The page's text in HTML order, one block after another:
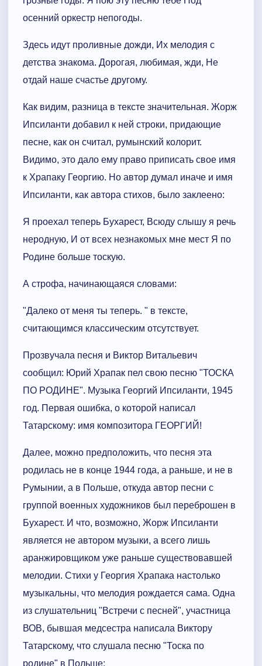
осенний оркестр непогоды.
Здесь идут проливные дожди, Их мелодия с
детства знакома. Дорогая, любимая, жди, Не
отдай наше счастье другому.
Как видим, разница в тексте значительная. Жорж
Ипсиланти добавил к ней строки, придающие
песне, как он считал, румынский колорит.
Видимо, это дало ему право приписать свое имя
к Храпаку Георгию. Но автор думал иначе и имя
Ипсиланти, как автора стихов, было заклеено:
Я проехал теперь Бухарест, Всюду слышу я речь
неродную, И от всех незнакомых мне мест Я по
Родине больше тоскую.
А строфа, начинающаяся словами:
"Далеко от меня ты теперь. " в тексте,
считающимся классическим отсутствует.
Прозвучала песня и Виктор Витальевич
сообщил: Юрий Храпак пел свою песню "ТОСКА
ПО РОДИНЕ". Музыка Георгий Ипсиланти, 1945
год. Первая ошибка, о которой написал
Татарскому: имя композитора ГЕОРГИЙ!
Далее, можно предположить, что песня эта
родилась не в конце 1944 года, а раньше, и не в
Румынии, а в Польше, откуда автор песни с
группой воeнных xудожников был переброшен в
Бухарест. И что, возможно, Жорж Ипсиланти
является не автором музыки, а всего лишь
аранжировщиком уже раньше существовавшей
мелодии. Стихи у Георгия Храпака настолько
музыкальны, что мелодия рождается сама. Одна
из слушательниц "Встречи с песней", участница
ВОВ, бывшая медсестра написала Виктору
Татарскому, что слушала песню "Тоска по
родине" в Польше: